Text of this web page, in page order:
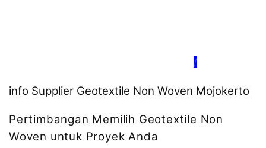
/
info Supplier Geotextile Non Woven Mojokerto
Pertimbangan Memilih Geotextile Non
Woven untuk Proyek Anda